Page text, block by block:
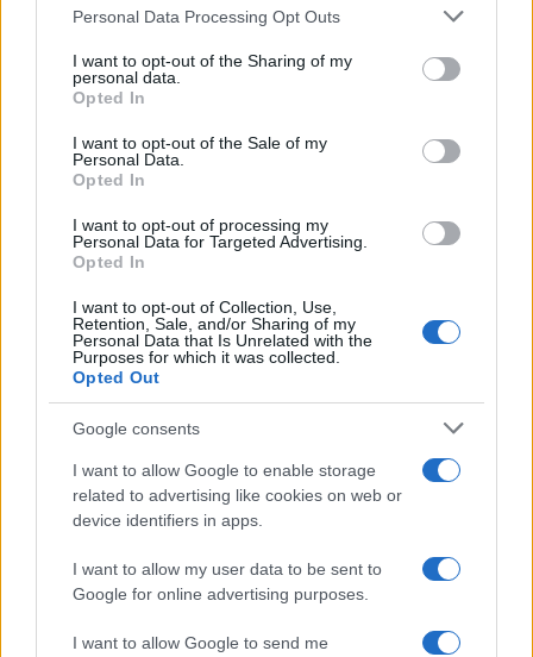
Please note that this website/app uses one or more Google
not limited to your visit or usage behaviour. You may click to
grant or deny consent to Google and its third-party tags to
use your data for below specified purposes in below Google
consent section.
Personal Data Processing Opt Outs
I want to opt-out of the Sharing of my
personal data.
Opted In
I want to opt-out of the Sale of my
Personal Data.
Opted In
I want to opt-out of processing my
Personal Data for Targeted Advertising.
Opted In
I want to opt-out of Collection, Use,
Retention, Sale, and/or Sharing of my
Personal Data that Is Unrelated with the
Purposes for which it was collected.
Opted Out
Google consents
I want to allow Google to enable storage
related to advertising like cookies on web or
device identifiers in apps.
I want to allow my user data to be sent to
Google for online advertising purposes.
I want to allow Google to send me
Continua a leggere